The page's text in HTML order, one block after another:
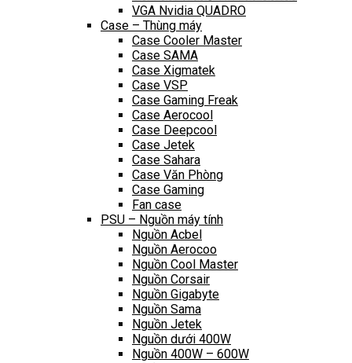
VGA Nvidia QUADRO
Case – Thùng máy
Case Cooler Master
Case SAMA
Case Xigmatek
Case VSP
Case Gaming Freak
Case Aerocool
Case Deepcool
Case Jetek
Case Sahara
Case Văn Phòng
Case Gaming
Fan case
PSU – Nguồn máy tính
Nguồn Acbel
Nguồn Aerocoo
Nguồn Cool Master
Nguồn Corsair
Nguồn Gigabyte
Nguồn Sama
Nguồn Jetek
Nguồn dưới 400W
Nguồn 400W – 600W